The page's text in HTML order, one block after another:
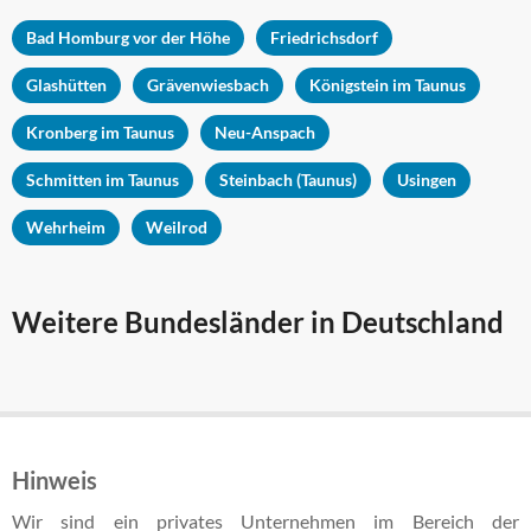
Bad Homburg vor der Höhe Friedrichsdorf
Glashütten Grävenwiesbach Königstein im Taunus
Kronberg im Taunus Neu-Anspach
Schmitten im Taunus Steinbach (Taunus) Usingen
Wehrheim Weilrod
Weitere Bundesländer in Deutschland
Hinweis
Wir sind ein privates Unternehmen im Bereich der